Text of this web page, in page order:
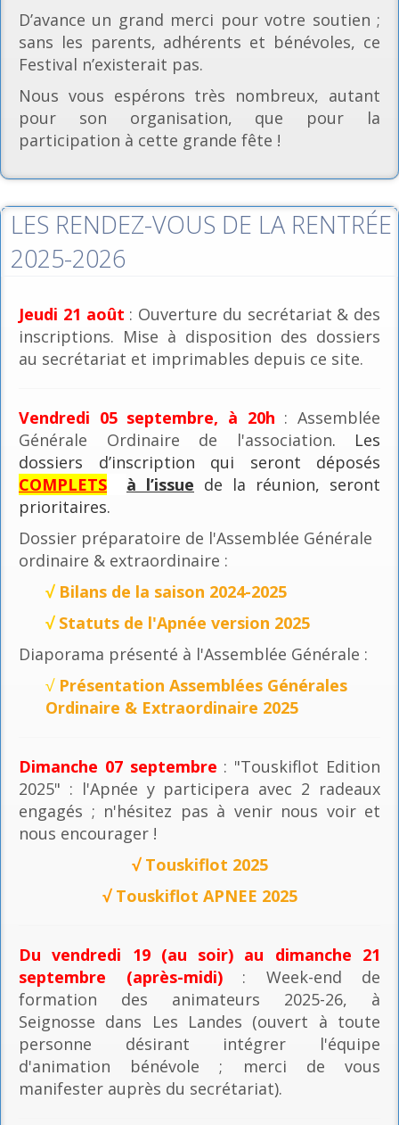
D’avance un grand merci pour votre soutien ;
sans les parents, adhérents et bénévoles, ce
Festival n’existerait pas.
Nous vous espérons très nombreux, autant
pour son organisation, que pour la
participation à cette grande fête !
LES RENDEZ-VOUS DE LA RENTRÉE
2025-2026
Jeudi 21 août : Ouverture du secrétariat & des
inscriptions. Mise à disposition des dossiers
au secrétariat et imprimables depuis ce site.
Vendredi 05 septembre, à 20h : Assemblée
Générale Ordinaire de l'association. Les
dossiers d’inscription qui seront déposés
COMPLETS
à l’issue de la réunion, seront
prioritaires.
Dossier préparatoire de l'Assemblée Générale
ordinaire & extraordinaire :
√ Bilans de la saison 2024-2025
√ Statuts de l'Apnée version 2025
Diaporama présenté à l'Assemblée Générale :
√ Présentation Assemblées Générales
Ordinaire & Extraordinaire 2025
Dimanche 07 septembre : "Touskiflot Edition
2025" : l'Apnée y participera avec 2 radeaux
engagés ; n'hésitez pas à venir nous voir et
nous encourager !
√ Touskiflot 2025
√ Touskiflot APNEE 2025
Du vendredi 19 (au soir) au dimanche 21
septembre (après-midi): Week-end de
formation des animateurs 2025-26, à
Seignosse dans Les Landes (ouvert à toute
personne désirant intégrer l'équipe
d'animation bénévole ; merci de vous
manifester auprès du secrétariat).